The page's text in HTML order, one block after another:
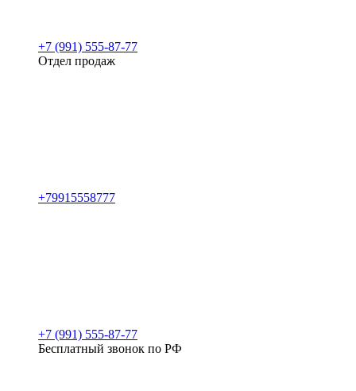
+7 (991) 555-87-77
Отдел продаж
+79915558777
+7 (991) 555-87-77
Бесплатный звонок по РФ